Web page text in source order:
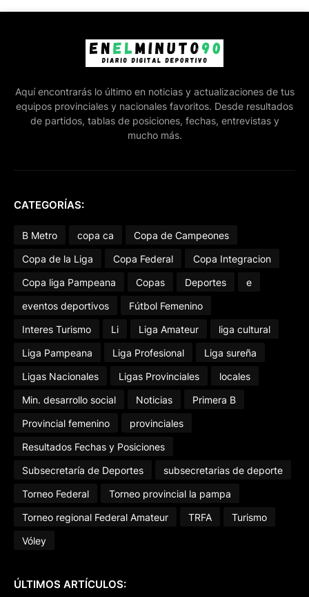
Aquí encontrarás lo último en noticias y actualizaciones de tus
equipos provinciales y nacionales favoritos. Desde resultados
de partidos, tablas de posiciones, fechas, entrevistas y
mucho más.
CATEGORÍAS:
B Metro copa ca
Copa de Campeones
Copa de la Liga
Copa Federal
Copa Integracion
Copa liga Pampeana
Copas Deportes
e
eventos deportivos
Fútbol Femenino
Interes Turismo
Li Liga Amateur
liga cultural
Liga Pampeana
Liga Profesional
Liga sureña
Ligas Nacionales
Ligas Provinciales
locales
Min. desarrollo social
Noticias
Primera B
Provincial femenino
provinciales
Resultados Fechas y Posiciones
Subsecretaría de Deportes
subsecretarias de deporte
Torneo Federal
Torneo provincial la pampa
Torneo regional Federal Amateur
TRFA
Turismo
Vóley
ÚLTIMOS ARTÍCULOS: